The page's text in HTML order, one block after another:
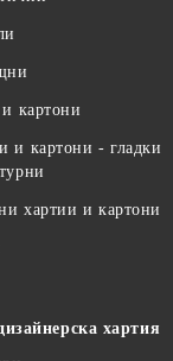
картони
и картони - гладки
хартии и картони
хартия